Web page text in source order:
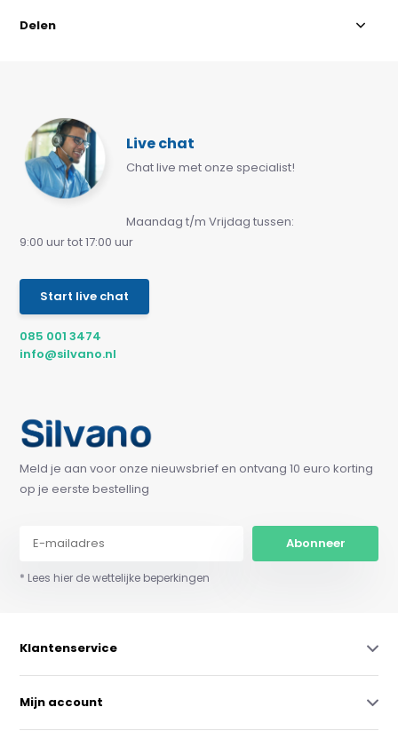
Delen
Live chat
Chat live met onze specialist!
Maandag t/m Vrijdag tussen:
9:00 uur tot 17:00 uur
Start live chat
085 001 3474
info@silvano.nl
Meld je aan voor onze nieuwsbrief en ontvang 10 euro korting
op je eerste bestelling
Abonneer
* Lees hier de wettelijke beperkingen
Klantenservice
Mijn account